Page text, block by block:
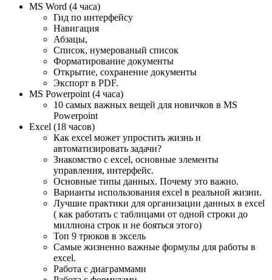
MS Word (4 часа)
Гид по интерфейсу
Навигация
Абзацы,
Список, нумерованый список
Форматирование документы
Открытие, сохранение документы
Экспорт в PDF.
MS Powerpoint (4 часа)
10 самых важных вещей для новичков в MS
Powerpoint
Excel (18 часов)
Как excel может упростить жизнь и
автоматизировать задачи?
Знакомство с excel, основные элементы
управления, интерфейс.
Основные типы данных. Почему это важно.
Варианты использования excel в реальной жизни.
Лучшие практики для организации данных в excel
( как работать с таблицами от одной строки до
миллиона строк и не бояться этого)
Топ 9 трюков в эксель
Самые жизненно важные формулы для работы в
excel.
Работа с диаграммами